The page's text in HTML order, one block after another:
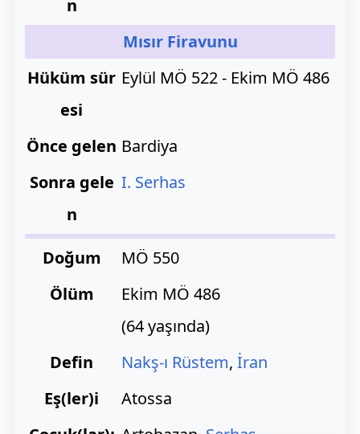
n
Mısır Firavunu
Hüküm sür
esi
Eylül MÖ 522 - Ekim MÖ 486
Önce gelen Bardiya
Sonra gele
n
I. Serhas
Doğum
MÖ 550
Ölüm
Ekim MÖ 486
(64 yaşında)
Defin
Nakş-ı Rüstem, İran
Eş(ler)i
Atossa